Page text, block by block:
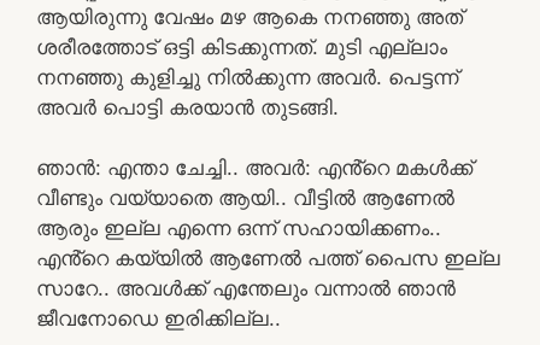
ആയിരുന്നു വേഷം മഴ ആകെ നനഞ്ഞു അത്
ശരീരത്തോട് ഒട്ടി കിടക്കുന്നത്. മുടി എല്ലാം
നനഞ്ഞു കുളിച്ചു നിൽക്കുന്ന അവർ. പെട്ടന്ന്
അവർ പൊട്ടി കരയാൻ തുടങ്ങി.
ഞാൻ: എന്താ ചേച്ചി.. അവർ: എൻ്റെ മകൾക്ക്
വീണ്ടും വയ്യാതെ ആയി.. വീട്ടിൽ ആണേൽ
ആരും ഇല്ല എന്നെ ഒന്ന് സഹായിക്കണം..
എൻ്റെ കയ്യിൽ ആണേൽ പത്ത് പൈസ ഇല്ല
സാറേ.. അവൾക്ക് എന്തേലും വന്നാൽ ഞാൻ
ജീവനോഡെ ഇരിക്കില്ല..